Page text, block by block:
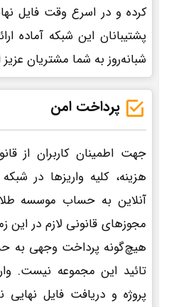
کرده و در اسرع وقت فایل
پشتیبانان این شبکه آماده
شبانه‌روز به شما مشتریان
پرداخت امن
جهت اطمینان کاربران از
هزینه، کلیه واریزها در
آنلاین به حساب موسسه
مجوزهای قانونی لازم در این
هیچ‌گونه پرداخت وجهی به
تائید این مجموعه نیست.
پروژه و دریافت فایل